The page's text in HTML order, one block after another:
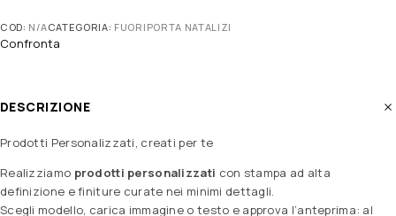
COD: N/ACATEGORIA: FUORIPORTA NATALIZI
Confronta
DESCRIZIONE
Prodotti Personalizzati, creati per te
Realizziamo prodotti personalizzati con stampa ad alta
definizione e finiture curate nei minimi dettagli.
Scegli modello, carica immagine o testo e approva l’anteprima: al